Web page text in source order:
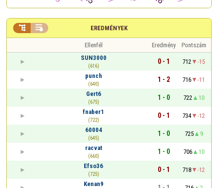
EREDMÉNYEK
 
Ellenfél Eredmény
Pontszám
SUN3000
(616)
0 - 1 712
-15
punch
(640)
1 - 2 716
-11
Gert6
(675)
1 - 0 722
10
fnaber1
(722)
0 - 1 734
-12
60004
(645)
1 - 0 725
9
racvat
(660)
1 - 0 706
10
Efso36
(725)
0 - 1 718
-12
Kenan9